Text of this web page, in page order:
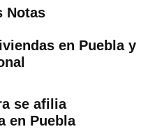
Notas
en Puebla y
se afilia
en Puebla